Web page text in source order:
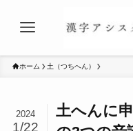
ホーム 土（つちへん）
土へんに
2024
1/22